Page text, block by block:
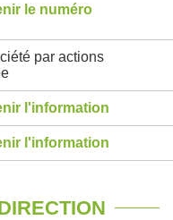
le numéro
par actions
l'information
l'information